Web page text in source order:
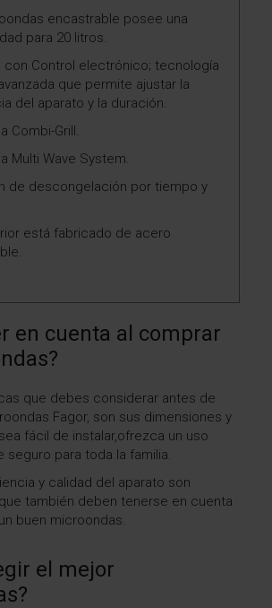
encastrable posee una
para 20 litros.
con Control electrónico; tecnología
que permite ajustar la
del aparato y la duración.
Combi-Grill.
Multi Wave System.
de descongelación por tiempo y
está fabricado de acero
en cuenta al comprar
que debes considerar antes de
Fagor, son sus dimensiones y
fácil de instalar,ofrezca un uso
seguro para toda la familia.
y calidad del aparato son
también deben tenerse en cuenta
buen microondas.
el mejor